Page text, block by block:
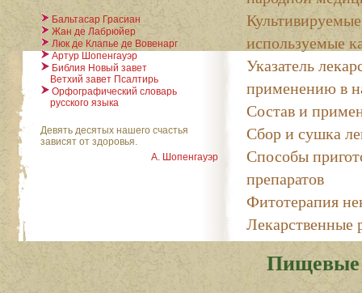
используемые
Указатель
применению в
Состав и
Сбор и сушка
Способы
препаратов
Фитотерапия
Лекарственные
Пищевые
Бальтасар Грасиан
Жан де Лабрюйер
Люк де Клапье де Вовенарг
Артур Шопенгауэр
Библия Новый завет
Ветхий завет Псалтирь
Орфографический словарь
русского языка
Девять десятых нашего счастья
зависят от здоровья.
А. Шопенгауэр